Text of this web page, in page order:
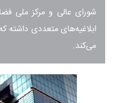
ابلاغیه‌های متعددی داشته
می‌کند.